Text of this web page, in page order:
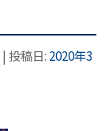
| 投稿日: 2020年3